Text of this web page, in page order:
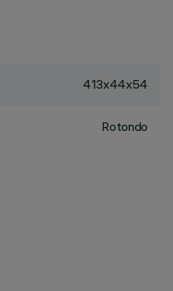
413x44x54
Rotondo